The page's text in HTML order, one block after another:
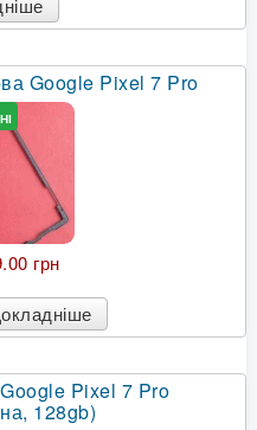
Google Pixel 7 Pro
грн
Pixel 7 Pro
128gb)